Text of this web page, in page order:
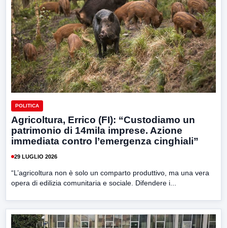
POLITICA
Agricoltura, Errico (FI): “Custodiamo un
patrimonio di 14mila imprese. Azione
immediata contro l’emergenza cinghiali”
29 LUGLIO 2026
“L’agricoltura non è solo un comparto produttivo, ma una vera
opera di edilizia comunitaria e sociale. Difendere i...